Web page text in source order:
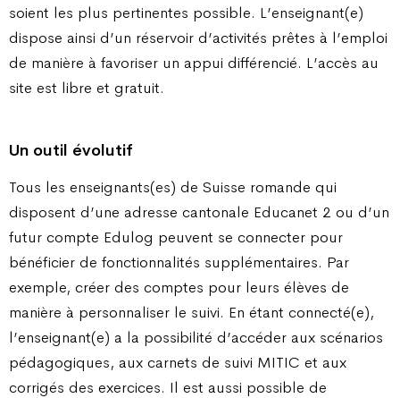
soient les plus pertinentes possible. L’enseignant(e)
dispose ainsi d’un réservoir d’activités prêtes à l’emploi
de manière à favoriser un appui différencié. L’accès au
site est libre et gratuit.
Un outil évolutif
Tous les enseignants(es) de Suisse romande qui
disposent d’une adresse cantonale Educanet 2 ou d’un
futur compte Edulog peuvent se connecter pour
bénéficier de fonctionnalités supplémentaires. Par
exemple, créer des comptes pour leurs élèves de
manière à personnaliser le suivi. En étant connecté(e),
l’enseignant(e) a la possibilité d’accéder aux scénarios
pédagogiques, aux carnets de suivi MITIC et aux
corrigés des exercices. Il est aussi possible de